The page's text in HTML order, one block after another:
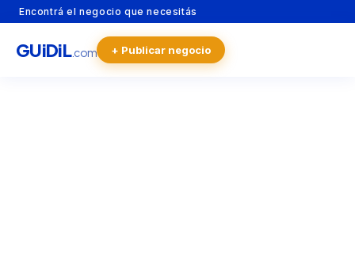
Encontrá el negocio que necesitás
GUiDiL.com + Publicar negocio